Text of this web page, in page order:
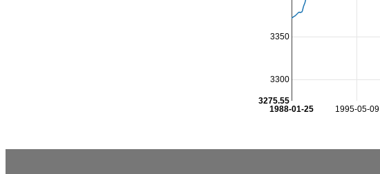
1995-05-09
1988-01-25
3300
3350
3275.55